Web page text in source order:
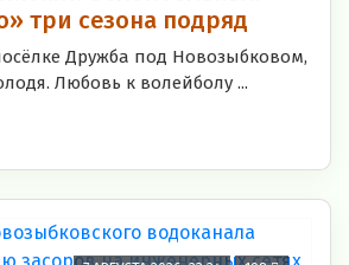
три сезона подряд
Дружба под Новозыбковом,
Любовь к волейболу ...